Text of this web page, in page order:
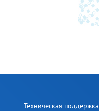
Техническая поддержка